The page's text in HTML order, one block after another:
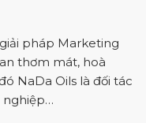
pháp Marketing
thơm mát, hoà
NaDa Oils là đối tác
nghiệp…